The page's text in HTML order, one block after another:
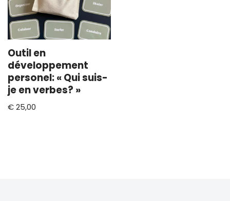
Outil en
développement
personel: « Qui suis-
je en verbes? »
€25,00